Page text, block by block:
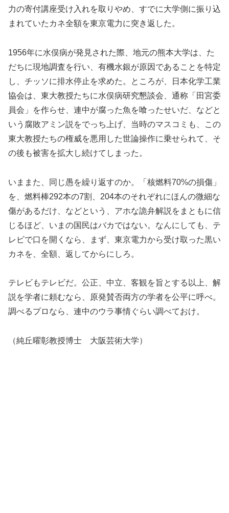
力の寄付講座受け入れを取りやめ、すでに大学側に振り込
まれていたカネ全額を東京電力に突き返した。
1956年に水俣病が発見された際、地元の熊本大学は、た
だちに現地調査を行い、有機水銀が原因であることを特定
し、チッソに排水停止を求めた。ところが、日本化学工業
協会は、東大教授たちに水俣病研究懇談会、通称「田宮委
員会」を作らせ、連中が腐った魚を喰ったせいだ、などと
いう腐敗アミン説をでっち上げ、当時のマスコミも、この
東大教授たちの権威を悪用した世論操作に乗せられて、そ
の後も被害を拡大し続けてしまった。
いままた、同じ愚を繰り返すのか。「核燃料70%の損傷」
を、燃料棒292本の7割、204本のそれぞれにほんの微細な
傷があるだけ、などという、アホな詭弁解説をまともに信
じるほど、いまの国民はバカではない。なんにしても、テ
レビで口を開くなら、まず、東京電力から受け取った黒い
カネを、全額、返してからにしろ。
テレビもテレビだ。公正、中立、客観を旨とする以上、解
説を学者に頼むなら、原発賛否両方の学者を公平に呼べ。
調べるプロなら、連中のウラ事情ぐらい調べておけ。
（純丘曜彰教授博士 大阪芸術大学）